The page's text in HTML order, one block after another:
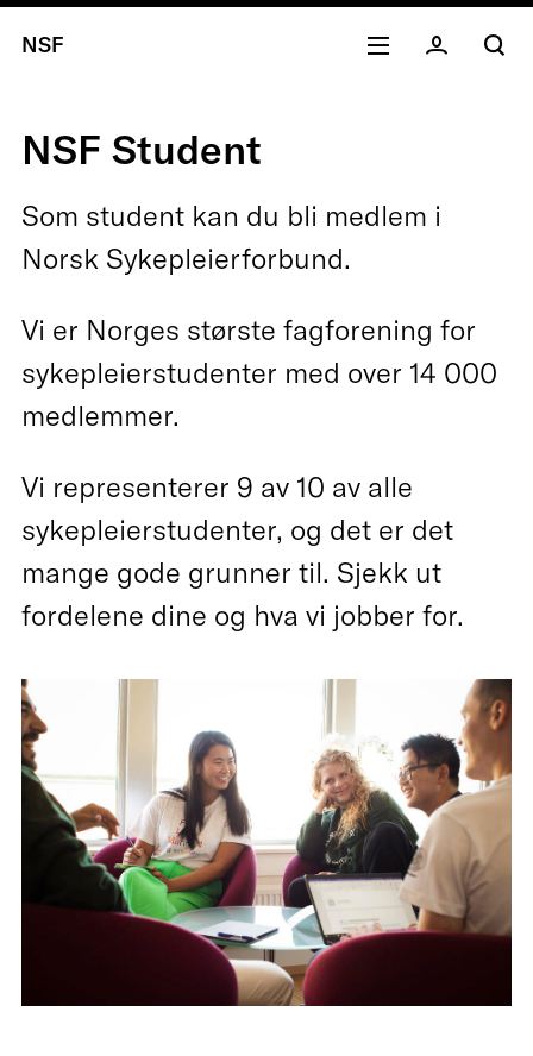
NSF
NSF Student
Som student kan du bli medlem i
Norsk Sykepleierforbund.
Vi er Norges største fagforening for
sykepleierstudenter med over 14 000
medlemmer.
Vi representerer 9 av 10 av alle
sykepleierstudenter, og det er det
mange gode grunner til. Sjekk ut
fordelene dine og hva vi jobber for.